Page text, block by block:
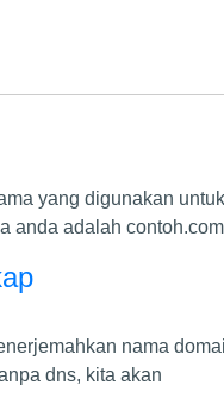
yang digunakan
anda adalah
nama
dns, kita akan